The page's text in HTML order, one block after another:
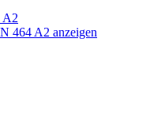
A2
464 A2 anzeigen